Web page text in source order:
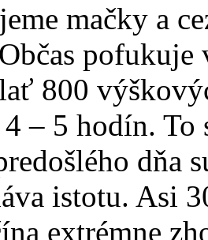
mačky a
800
– 5 hodín.
dňa
istotu. Asi
extrémne